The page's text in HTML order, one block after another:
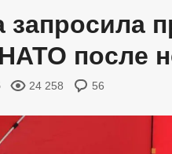
после
24 258 56